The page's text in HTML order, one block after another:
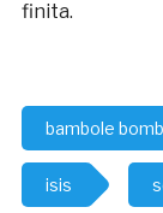
finita.
bambole
isis